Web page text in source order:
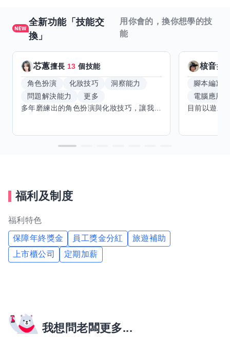
全新功能「技能交
換」
用你會的，換你想學的技
能
芯蕙擅長 13 個技能
角色扮演 化妝技巧
洞察能力
問題解決能力
更多
核音擅
腳本編寫
電腦應用
福利及制度
福利特色
保障年終獎金 員工獎金分紅
旅遊補助
上市櫃公司
定期加薪
我想問老闆更多...